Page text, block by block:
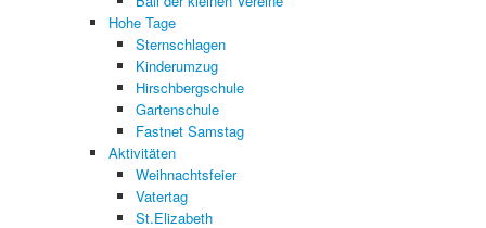
Hohe Tage
Sternschlagen
Kinderumzug
Hirschbergschule
Gartenschule
Fastnet Samstag
Aktivitäten
Weihnachtsfeier
Vatertag
St.Elizabeth